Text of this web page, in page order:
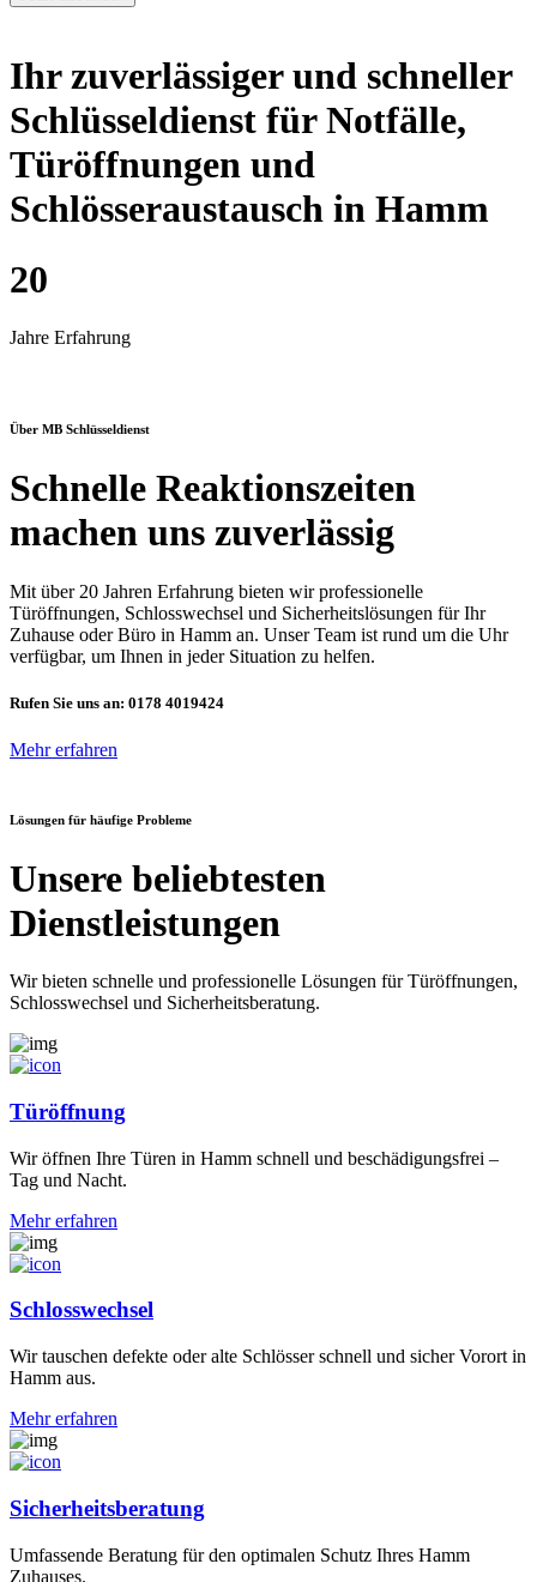
Ihr zuverlässiger und schneller
Schlüsseldienst für Notfälle,
Türöffnungen und
Schlösseraustausch in Hamm
20
Jahre Erfahrung
Über MB Schlüsseldienst
Schnelle Reaktionszeiten
machen uns zuverlässig
Mit über 20 Jahren Erfahrung bieten wir professionelle
Türöffnungen, Schlosswechsel und Sicherheitslösungen für Ihr
Zuhause oder Büro in Hamm an. Unser Team ist rund um die Uhr
verfügbar, um Ihnen in jeder Situation zu helfen.
Rufen Sie uns an: 0178 4019424
Mehr erfahren
Lösungen für häufige Probleme
Unsere beliebtesten
Dienstleistungen
Wir bieten schnelle und professionelle Lösungen für Türöffnungen,
Schlosswechsel und Sicherheitsberatung.
Türöffnung
Wir öffnen Ihre Türen in Hamm schnell und beschädigungsfrei –
Tag und Nacht.
Mehr erfahren
Schlosswechsel
Wir tauschen defekte oder alte Schlösser schnell und sicher Vorort in
Hamm aus.
Mehr erfahren
Sicherheitsberatung
Umfassende Beratung für den optimalen Schutz Ihres Hamm
Zuhauses.